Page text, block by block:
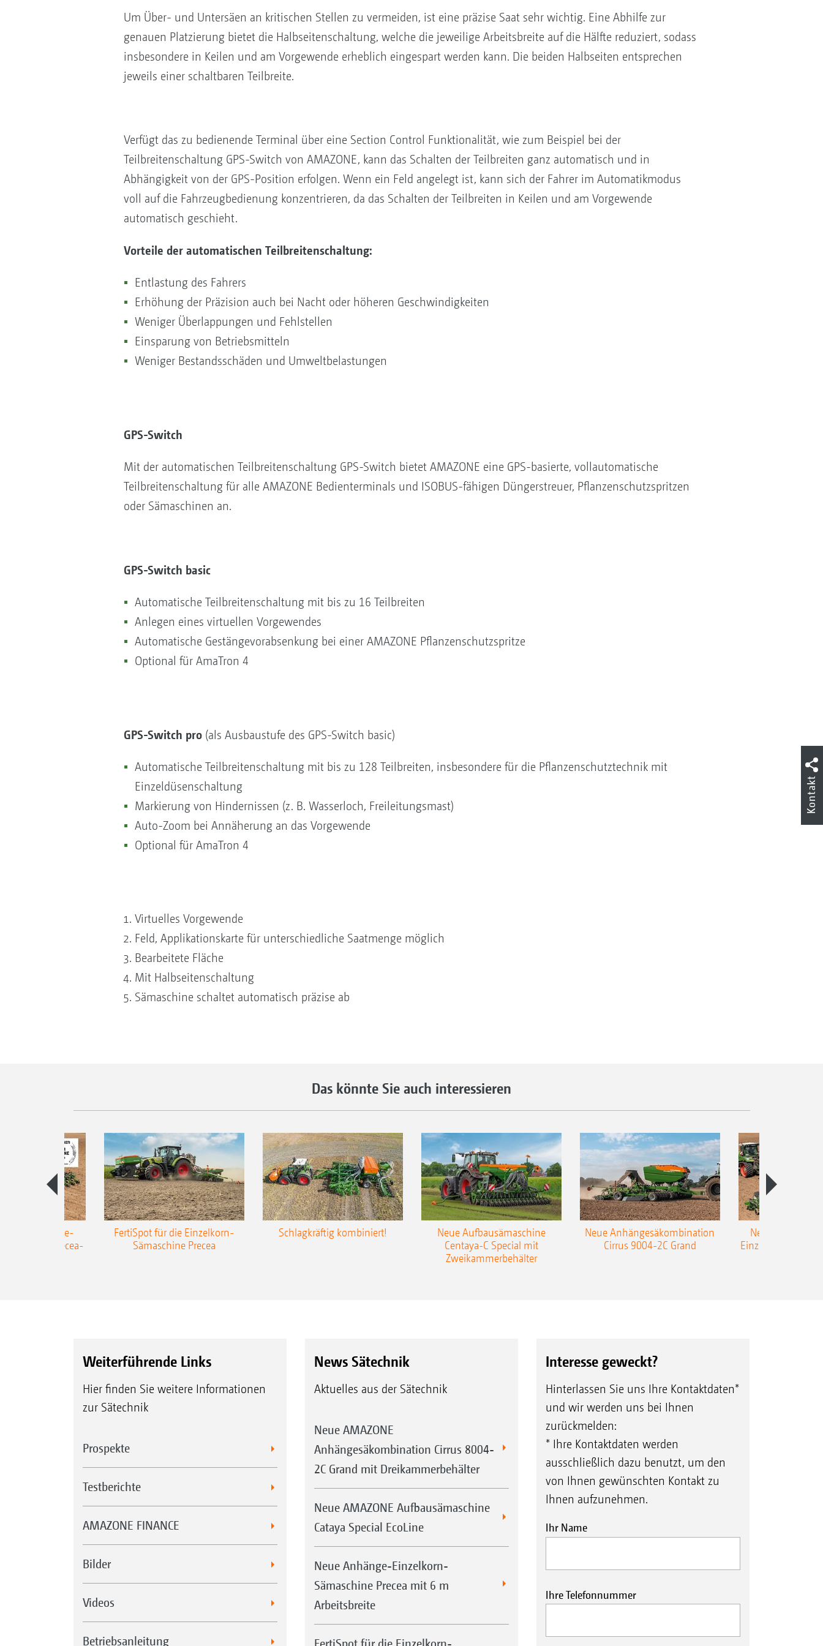
Um Über- und Untersäen an kritischen Stellen zu vermeiden, ist eine präzise Saat sehr wichtig. Eine Abhilfe zur
genauen Platzierung bietet die Halbseitenschaltung, welche die jeweilige Arbeitsbreite auf die Hälfte reduziert, sodass
insbesondere in Keilen und am Vorgewende erheblich eingespart werden kann. Die beiden Halbseiten entsprechen
jeweils einer schaltbaren Teilbreite.
Verfügt das zu bedienende Terminal über eine Section Control Funktionalität, wie zum Beispiel bei der
Teilbreitenschaltung GPS-Switch von AMAZONE, kann das Schalten der Teilbreiten ganz automatisch und in
Abhängigkeit von der GPS-Position erfolgen. Wenn ein Feld angelegt ist, kann sich der Fahrer im Automatikmodus
voll auf die Fahrzeugbedienung konzentrieren, da das Schalten der Teilbreiten in Keilen und am Vorgewende
automatisch geschieht.
Vorteile der automatischen Teilbreitenschaltung:
Entlastung des Fahrers
Erhöhung der Präzision auch bei Nacht oder höheren Geschwindigkeiten
Weniger Überlappungen und Fehlstellen
Einsparung von Betriebsmitteln
Weniger Bestandsschäden und Umweltbelastungen
GPS-Switch
Mit der automatischen Teilbreitenschaltung GPS-Switch bietet AMAZONE eine GPS-basierte, vollautomatische
Teilbreitenschaltung für alle AMAZONE Bedienterminals und ISOBUS-fähigen Düngerstreuer, Pflanzenschutzspritzen
oder Sämaschinen an.
GPS-Switch basic
Automatische Teilbreitenschaltung mit bis zu 16 Teilbreiten
Anlegen eines virtuellen Vorgewendes
Automatische Gestängevorabsenkung bei einer AMAZONE Pflanzenschutzspritze
Optional für AmaTron 4
GPS-Switch pro(als Ausbaustufe des GPS-Switch basic)
Automatische Teilbreitenschaltung mit bis zu 128 Teilbreiten, insbesondere für die Pflanzenschutztechnik mit
Einzeldüsenschaltung
Markierung von Hindernissen (z. B. Wasserloch, Freileitungsmast)
Auto-Zoom bei Annäherung an das Vorgewende
Optional für AmaTron 4
Virtuelles Vorgewende
Feld, Applikationskarte für unterschiedliche Saatmenge möglich
Bearbeitete Fläche
Mit Halbseitenschaltung
Sämaschine schaltet automatisch präzise ab
Das könnte Sie auch interessieren
Anhänge-
Precea-
FertiSpot für die Einzelkorn-
Sämaschine Precea
Schlagkräftig kombiniert!
Neue Aufbausämaschine
Centaya-C Special mit
Zweikammerbehälter
Neue Anhängesäkombination
Cirrus 9004-2C Grand
Neue
Einzelkorn-
Weiterführende Links
Hier finden Sie weitere Informationen
zur Sätechnik
Prospekte
Testberichte
AMAZONE FINANCE
Bilder
Videos
Betriebsanleitung
News Sätechnik
Aktuelles aus der Sätechnik
Neue AMAZONE
Anhängesäkombination Cirrus 8004-
2C Grand mit Dreikammerbehälter
Neue AMAZONE Aufbausämaschine
Cataya Special EcoLine
Neue Anhänge-Einzelkorn-
Sämaschine Precea mit 6 m
Arbeitsbreite
Interesse geweckt?
Hinterlassen Sie uns Ihre Kontaktdaten*
und wir werden uns bei Ihnen
zurückmelden:
* Ihre Kontaktdaten werden
ausschließlich dazu benutzt, um den
von Ihnen gewünschten Kontakt zu
Ihnen aufzunehmen.
Ihr Name
Ihre Telefonnummer
Kontakt